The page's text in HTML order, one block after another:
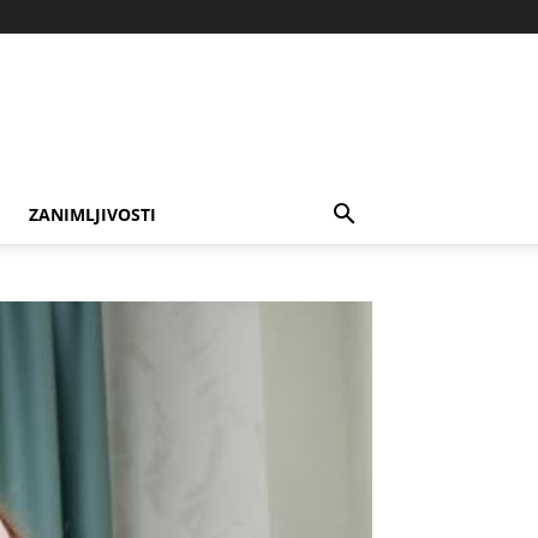
ZANIMLJIVOSTI